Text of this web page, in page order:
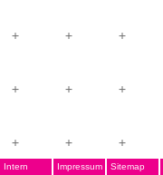
Intern Impressum Sitemap